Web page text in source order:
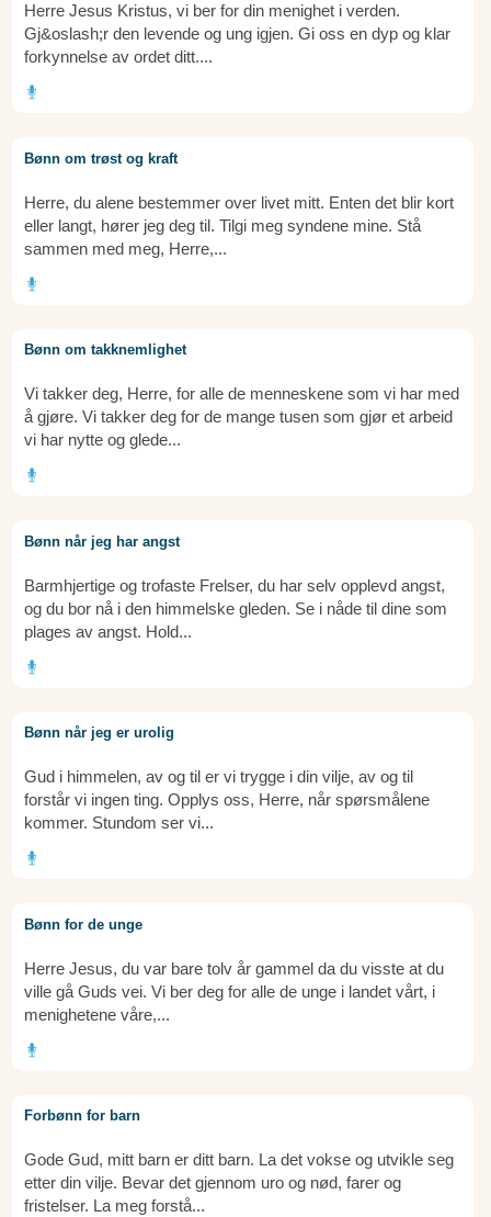
Herre Jesus Kristus, vi ber for din menighet i verden.
Gj&oslash;r den levende og ung igjen. Gi oss en dyp og klar
forkynnelse av ordet ditt....
Bønn om trøst og kraft
Herre, du alene bestemmer over livet mitt. Enten det blir kort
eller langt, hører jeg deg til. Tilgi meg syndene mine. Stå
sammen med meg, Herre,...
Bønn om takknemlighet
Vi takker deg, Herre, for alle de menneskene som vi har med
å gjøre. Vi takker deg for de mange tusen som gjør et arbeid
vi har nytte og glede...
Bønn når jeg har angst
Barmhjertige og trofaste Frelser, du har selv opplevd angst,
og du bor nå i den himmelske gleden. Se i nåde til dine som
plages av angst. Hold...
Bønn når jeg er urolig
Gud i himmelen, av og til er vi trygge i din vilje, av og til
forstår vi ingen ting. Opplys oss, Herre, når spørsmålene
kommer. Stundom ser vi...
Bønn for de unge
Herre Jesus, du var bare tolv år gammel da du visste at du
ville gå Guds vei. Vi ber deg for alle de unge i landet vårt, i
menighetene våre,...
Forbønn for barn
Gode Gud, mitt barn er ditt barn. La det vokse og utvikle seg
etter din vilje. Bevar det gjennom uro og nød, farer og
fristelser. La meg forstå...